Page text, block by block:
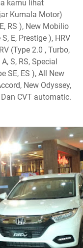
kamu lihat
Kumala Motor)
RS ), New Mobilio
E, Prestige ), HRV
(Type 2.0 , Turbo,
S, RS, Special
SE, ES ), All New
New Odyssey,
CVT automatic.